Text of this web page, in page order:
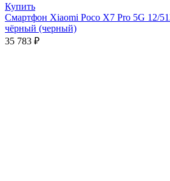
Купить
Смартфон Xiaomi Poco X7 Pro 5G 12/
чёрный (черный)
35 783 ₽